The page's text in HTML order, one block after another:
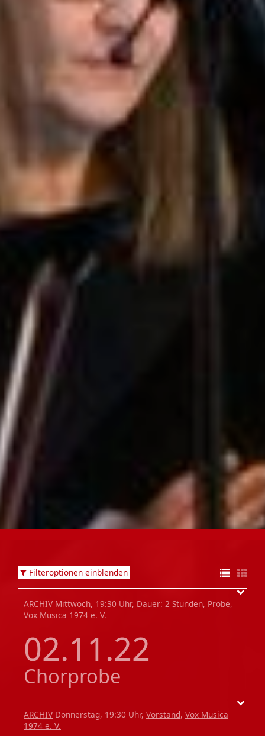
Filteroptionen einblenden
ARCHIV Mittwoch, 19:30 Uhr, Dauer: 2 Stunden, Probe,
Vox Musica 1974 e. V.
02.11.22
Chorprobe
ARCHIV Donnerstag, 19:30 Uhr, Vorstand, Vox Musica
1974 e. V.